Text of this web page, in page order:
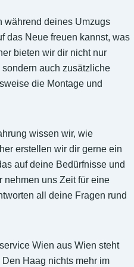
während deines Umzugs
das Neue freuen kannst, was
bieten wir dir nicht nur
auch zusätzliche
die Montage und
wissen wir, wie
erstellen wir dir gerne ein
auf deine Bedürfnisse und
nehmen uns Zeit für eine
all deine Fragen rund
Wien aus Wien steht
Haag nichts mehr im